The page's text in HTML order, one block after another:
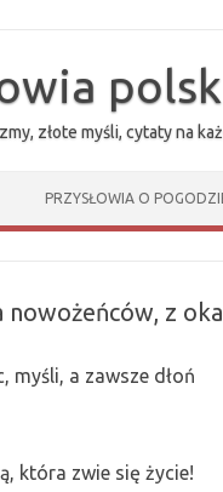
złote myśli, cytaty na
PRZYSŁOWIA O
nowożeńców, z
myśli, a zawsze dłoń
która zwie się życie!